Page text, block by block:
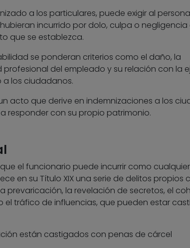
a los particulares, puede exigir al
incurrido por dolo, culpa o negligencia
que se establezca.
se ponderan criterios como el daño, la
del empleado y su relación con la
los ciudadanos.
acto que derive en indemnizaciones a los
responder con su propio patrimonio.
el funcionario puede incurrir como
en su Título XIX una serie de delitos propios
prevaricación, la revelación de secretos, el
el tráfico de influencias, que pueden estar
están castigados con penas de cárcel